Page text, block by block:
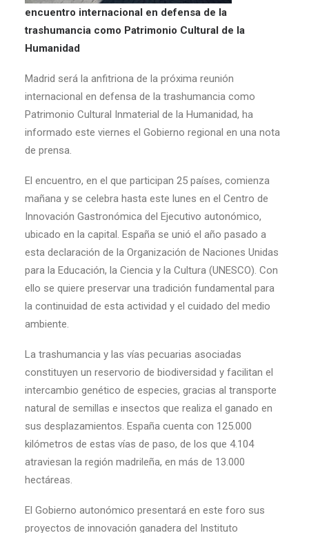
encuentro internacional en defensa de la
trashumancia como Patrimonio Cultural de la
Humanidad
Madrid será la anfitriona de la próxima reunión
internacional en defensa de la trashumancia como
Patrimonio Cultural Inmaterial de la Humanidad, ha
informado este viernes el Gobierno regional en una nota
de prensa.
El encuentro, en el que participan 25 países, comienza
mañana y se celebra hasta este lunes en el Centro de
Innovación Gastronómica del Ejecutivo autonómico,
ubicado en la capital. España se unió el año pasado a
esta declaración de la Organización de Naciones Unidas
para la Educación, la Ciencia y la Cultura (UNESCO). Con
ello se quiere preservar una tradición fundamental para
la continuidad de esta actividad y el cuidado del medio
ambiente.
La trashumancia y las vías pecuarias asociadas
constituyen un reservorio de biodiversidad y facilitan el
intercambio genético de especies, gracias al transporte
natural de semillas e insectos que realiza el ganado en
sus desplazamientos. España cuenta con 125.000
kilómetros de estas vías de paso, de los que 4.104
atraviesan la región madrileña, en más de 13.000
hectáreas.
El Gobierno autonómico presentará en este foro sus
proyectos de innovación ganadera del Instituto